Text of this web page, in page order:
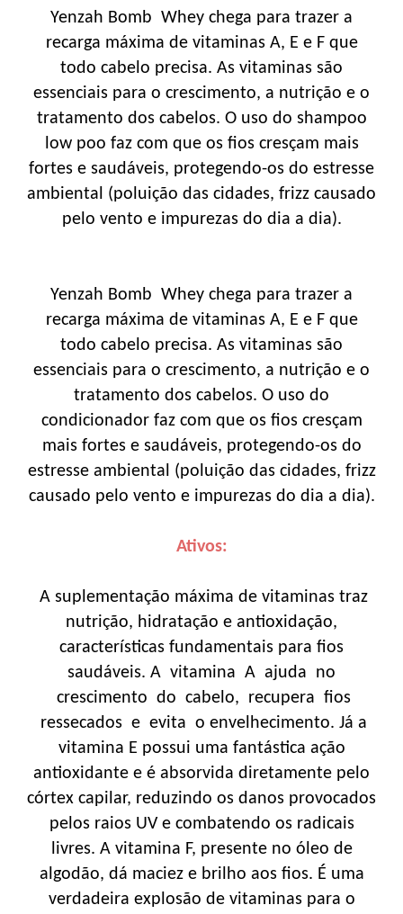
Yenzah Bomb Whey chega para trazer a
recarga máxima de vitaminas A, E e F que
todo cabelo precisa. As vitaminas são
essenciais para o crescimento, a nutrição e o
tratamento dos cabelos. O uso do shampoo
low poo faz com que os fios cresçam mais
fortes e saudáveis, protegendo-os do estresse
ambiental (poluição das cidades, frizz causado
pelo vento e impurezas do dia a dia).
Yenzah Bomb Whey chega para trazer a
recarga máxima de vitaminas A, E e F que
todo cabelo precisa. As vitaminas são
essenciais para o crescimento, a nutrição e o
tratamento dos cabelos. O uso do
condicionador faz com que os fios cresçam
mais fortes e saudáveis, protegendo-os do
estresse ambiental (poluição das cidades, frizz
causado pelo vento e impurezas do dia a dia).
Ativos:
A suplementação máxima de vitaminas traz
nutrição, hidratação e antioxidação,
características fundamentais para fios
saudáveis. A vitamina A ajuda no
crescimento do cabelo, recupera fios
ressecados e evita o envelhecimento. Já a
vitamina E possui uma fantástica ação
antioxidante e é absorvida diretamente pelo
córtex capilar, reduzindo os danos provocados
pelos raios UV e combatendo os radicais
livres. A vitamina F, presente no óleo de
algodão, dá maciez e brilho aos fios. É uma
verdadeira explosão de vitaminas para o